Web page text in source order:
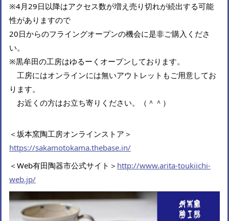
※4月29日以降はアクセス数が増え売り切れが続出する可能
性がありますので
20日からのフライングオープンの機会に是非ご購入くださ
い。
※黒牟田の工房はゆるーくオープンしております。
工房にはオンラインには無いアウトレットもご用意してお
ります。
お近くの方はお立ち寄りください。（＾＾）
＜坂本窯陶工房オンラインストア＞
https://sakamotokama.thebase.in/
＜Web有田陶器市公式サイト＞ http://www.arita-toukiichi-
web.jp/